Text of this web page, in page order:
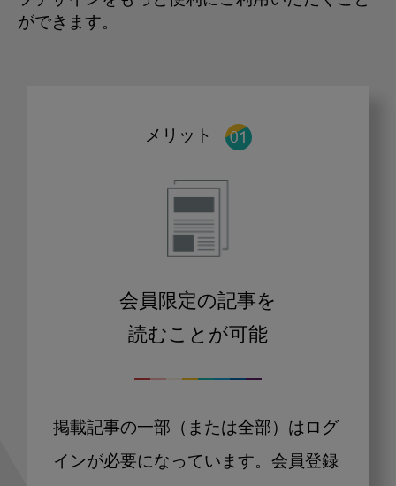
ができます。
メリット
会員限定の記事を
読むことが可能
掲載記事の一部（または全部）はログ
インが必要になっています。会員登録